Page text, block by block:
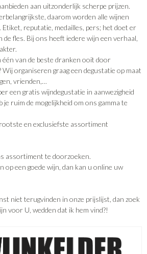
aan uitzonderlijk scherpe prijzen.
daarom worden alle wijnen
Etiket, reputatie, medailles, pers; het doet er
fles. Bij ons heeft iedere wijn een verhaal,
van de beste dranken ooit door
Wij organiseren graag een degustatie op maat
vrienden,…
een gratis wijndegustatie in aanwezigheid
je ruim de mogelijkheid om ons gamma te
en exclusiefste assortiment
assortiment te doorzoeken.
op een goede wijn, dan kan u online uw
niet terugvinden in onze prijslijst, dan zoek
voor U, wedden dat ik hem vind?!